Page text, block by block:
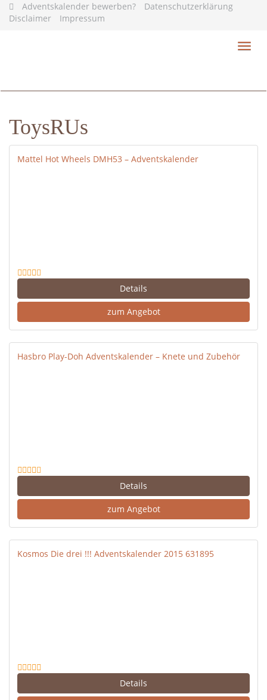
Skip
Adventskalender bewerben?
Datenschutzerklärung
Disclaimer
Impressum
ToysRUs
Mattel Hot Wheels DMH53 – Adventskalender
Details
zum Angebot
Hasbro Play-Doh Adventskalender – Knete und Zubehör
Details
zum Angebot
Kosmos Die drei !!! Adventskalender 2015 631895
Details